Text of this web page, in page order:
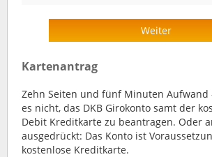
Weiter
Kartenantrag
Zehn Seiten und fünf Minuten Aufwand
es nicht, das DKB Girokonto samt der
Debit Kreditkarte zu beantragen. Oder
ausgedrückt: Das Konto ist
kostenlose Kreditkarte.